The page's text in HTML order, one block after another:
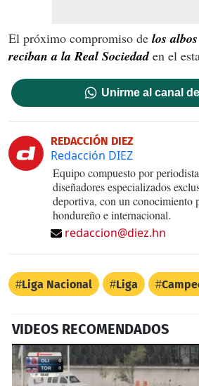
El próximo compromiso de los
reciban a la Real Sociedaden el
Unirme al canal
REDACCIÓN DIEZ
Redacción DIEZ
Equipo compuesto por
diseñadores especializados
deportiva, con un conocimiento
hondureño e internacional.
redaccion@diez.hn
Liga Nacional Liga
VIDEOS RECOMENDADOS